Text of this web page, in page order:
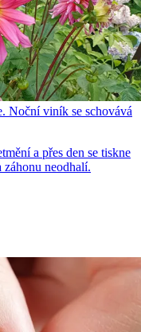
Noční viník se schovává
a přes den se tiskne
neodhalí.